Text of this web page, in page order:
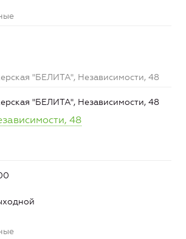
"БЕЛИТА", Независимости, 48
"БЕЛИТА", Независимости, 48
48